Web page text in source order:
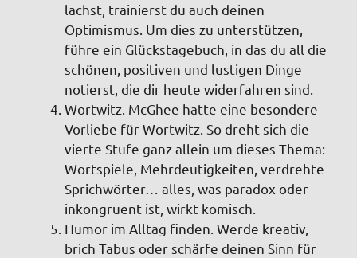
lachst, trainierst du auch deinen
Optimismus. Um dies zu unterstützen,
führe ein Glückstagebuch, in das du all die
schönen, positiven und lustigen Dinge
notierst, die dir heute widerfahren sind.
Wortwitz. McGhee hatte eine besondere
Vorliebe für Wortwitz. So dreht sich die
vierte Stufe ganz allein um dieses Thema:
Wortspiele, Mehrdeutigkeiten, verdrehte
Sprichwörter… alles, was paradox oder
inkongruent ist, wirkt komisch.
Humor im Alltag finden . Werde kreativ,
brich Tabus oder schärfe deinen Sinn für